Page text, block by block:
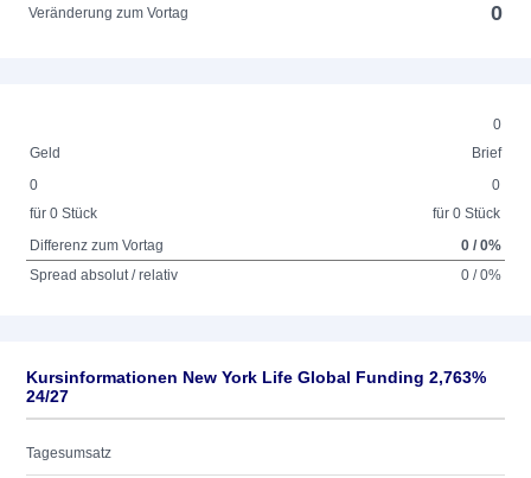
Veränderung zum Vortag 0
0
Geld
Brief
0
für 0 Stück
0
für 0 Stück
Differenz zum Vortag
0 / 0%
Spread absolut / relativ
0 / 0%
Kursinformationen New York Life Global Funding 2,763%
24/27
Tagesumsatz